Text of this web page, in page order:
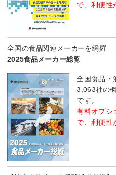
で、利便性
全国の食品関連メーカーを網羅
2025食品メーカー総覧
全国食品・
3,063社の
です。
有料オプシ
で、利便性